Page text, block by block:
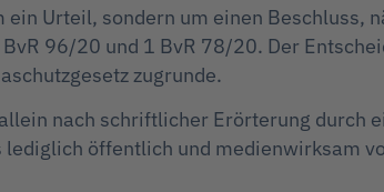
Urteil, sondern um einen Beschluss,
96/20 und 1 BvR 78/20. Der
zugrunde.
nach schriftlicher Erörterung durch
öffentlich und medienwirksam